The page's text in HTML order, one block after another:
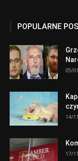
POPULARNE
05/
14/
17/